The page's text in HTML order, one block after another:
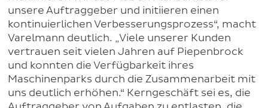
unsere Auftraggeber und initiieren einen
kontinuierlichen Verbesserungsprozess“, macht
Varelmann deutlich. „Viele unserer Kunden
vertrauen seit vielen Jahren auf Piepenbrock
und konnten die Verfügbarkeit ihres
Maschinenparks durch die Zusammenarbeit mit
uns deutlich erhöhen.“ Kerngeschäft sei es, die